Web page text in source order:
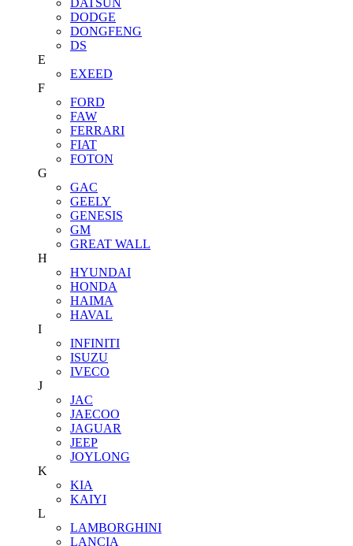
DODGE
DONGFENG
DS
E
EXEED
F
FORD
FAW
FERRARI
FIAT
FOTON
G
GAC
GEELY
GENESIS
GM
GREAT WALL
H
HYUNDAI
HONDA
HAIMA
HAVAL
I
INFINITI
ISUZU
IVECO
J
JAC
JAECOO
JAGUAR
JEEP
JOYLONG
K
KIA
KAIYI
L
LAMBORGHINI
LANCIA